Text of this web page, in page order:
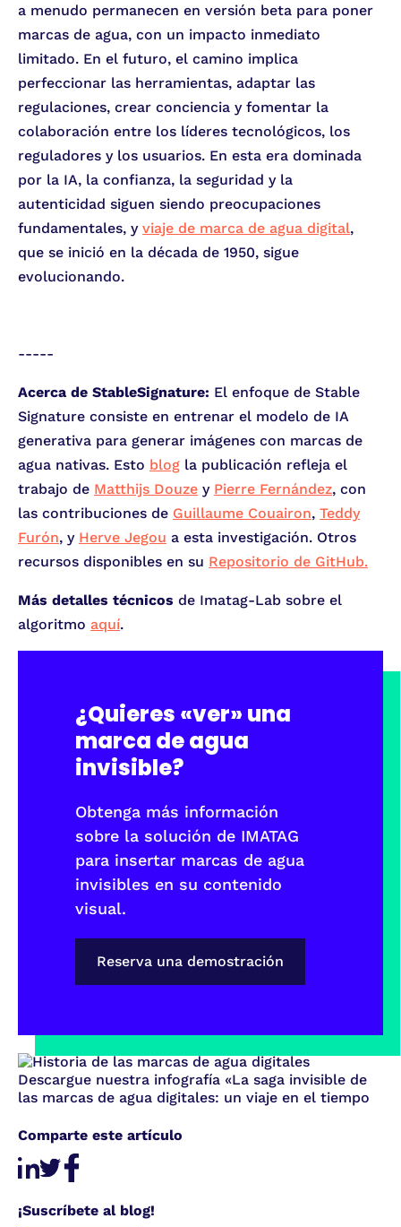
Comparte este artículo
¡Suscríbete al blog!
a menudo permanecen en versión beta para poner
marcas de agua, con un impacto inmediato
limitado. En el futuro, el camino implica
perfeccionar las herramientas, adaptar las
regulaciones, crear conciencia y fomentar la
colaboración entre los líderes tecnológicos, los
reguladores y los usuarios. En esta era dominada
por la IA, la confianza, la seguridad y la
autenticidad siguen siendo preocupaciones
fundamentales, y viaje de marca de agua digital,
que se inició en la década de 1950, sigue
evolucionando.
-----
Acerca de StableSignature: El enfoque de Stable
Signature consiste en entrenar el modelo de IA
generativa para generar imágenes con marcas de
agua nativas. Esto blog la publicación refleja el
trabajo de Matthijs Douze y Pierre Fernández, con
las contribuciones de Guillaume Couairon, Teddy
Furón, y Herve Jegou a esta investigación. Otros
recursos disponibles en su Repositorio de GitHub.
Más detalles técnicos de Imatag-Lab sobre el
algoritmo aquí.
¿Quieres «ver» una
marca de agua
invisible?
Obtenga más información
sobre la solución de IMATAG
para insertar marcas de agua
invisibles en su contenido
visual.
Reserva una demostración